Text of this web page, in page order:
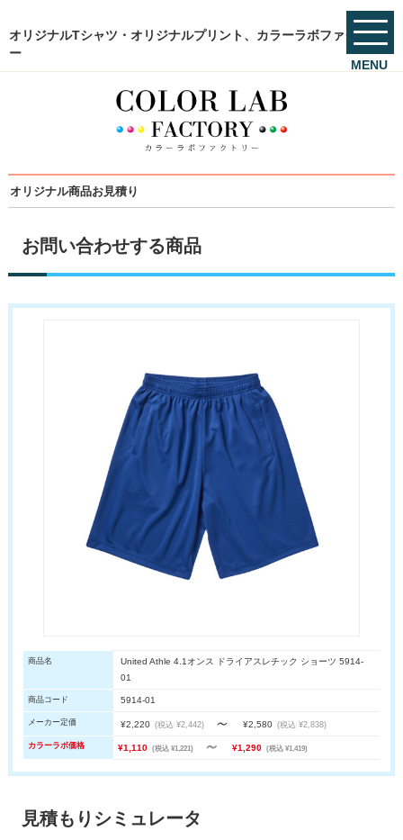
オリジナルTシャツ・オリジナルプリント、カラーラボファクトリ
ー
MENU
オリジナル商品お見積り
お問い合わせする商品
商品名
United Athle 4.1オンス ドライアスレチック ショーツ 5914-
01
商品コード 5914-01
メーカー定価 ¥2,220 (税込 ¥2,442) ～ ¥2,580 (税込 ¥2,838)
カラーラボ価格 ¥1,110 (税込 ¥1,221) ～ ¥1,290 (税込 ¥1,419)
見積もりシミュレータ